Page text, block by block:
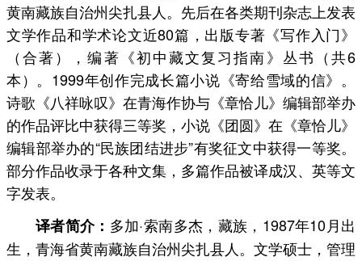
黄南藏族自治州尖扎县人。先后在各类期刊杂志上发表
文学作品和学术论文近80篇，出版专著《写作入门》
（合著），编著《初中藏文复习指南》丛书（共6
本）。1999年创作完成长篇小说《寄给雪域的信》。
诗歌《八祥咏叹》在青海作协与《章恰儿》编辑部举办
的作品评比中获得三等奖，小说《团圆》在《章恰儿》
编辑部举办的“民族团结进步”有奖征文中获得一等奖。
部分作品收录于各种文集，多篇作品被译成汉、英等文
字发表。
译者简介： 多加·索南多杰，藏族，1987年10月出
生，青海省黄南藏族自治州尖扎县人。文学硕士，管理